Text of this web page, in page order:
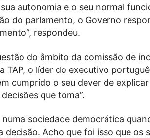
autonomia e o seu normal
do parlamento, o Governo
respondeu.
do âmbito da comissão de
TAP, o líder do executivo
cumprido o seu dever de
que toma”.
sociedade democrática
decisão. Acho que foi isso que os